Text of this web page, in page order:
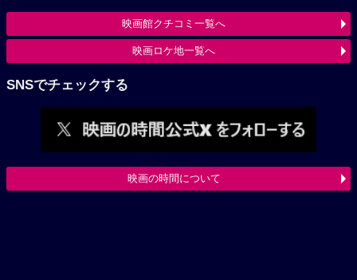
映画館クチコミ一覧へ
映画ロケ地一覧へ
SNSでチェックする
映画の時間について